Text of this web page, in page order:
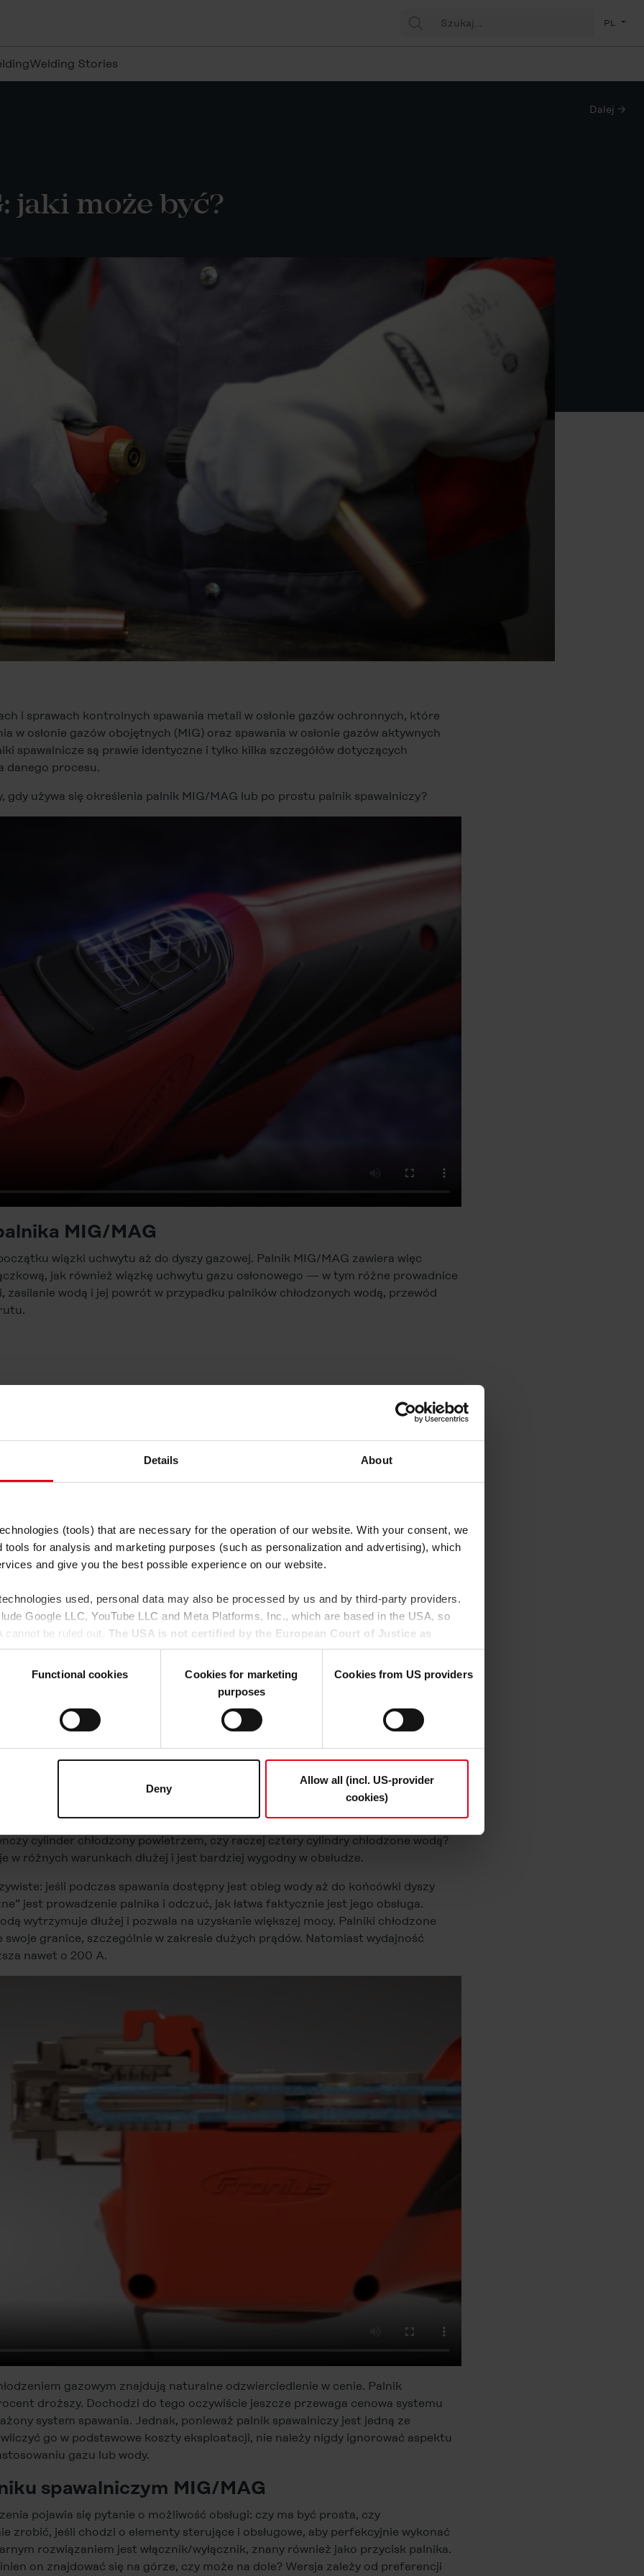
Details About
(tools) that are necessary for the operation of our website. With your consent, we
tools for analysis and marketing purposes (such as personalization and advertising), which
and give you the best possible experience on our website.
used, personal data may also be processed by us and by third-party providers.
Google LLC, YouTube LLC and Meta Platforms, Inc., which are based in the USA, so
be ruled out. The USA is not certified by the European Court of Justice as
data protection.There is a risk that your data may be subject to access by US authorities
and that no effective legal remedies are available against this.
party providers (also in the USA). However, you also have the option to decide which
details in ourCookie-Policyas well as in ourData Privacy Statement.
Functional cookies
Cookies for marketing
purposes
Cookies from US providers
Deny
Allow all (incl. US-provider
cookies)
Szukaj: PL
Welding Stories
Dalej →
jaki może być?
i sprawach kontrolnych spawania metali w osłonie gazów ochronnych, które
w osłonie gazów obojętnych (MIG) oraz spawania w osłonie gazów aktywnych
spawalnicze są prawie identyczne i tylko kilka szczegółów dotyczących
danego procesu.
gdy używa się określenia palnik MIG/MAG lub po prostu palnik spawalniczy?
MIG/MAG
wiązki uchwytu aż do dyszy gazowej. Palnik MIG/MAG zawiera więc
jak również wiązkę uchwytu gazu osłonowego — w tym różne prowadnice
wodą i jej powrót w przypadku palników chłodzonych wodą, przewód
poprzecznym
przekroju poprzecznym Kompletna wiązka palnika spawalniczego zawiera
rurowe wraz z zamontowanymi częściami eksploatacyjnymi, takimi jak dysza
końcówki prądowej i osłona antyodpryskowa. Całkowita długość zwykłych
należy się upewnić, czy są one skonstruowane dla różnych klas mocy.
znamionowym do 220 A w palnik o prądzie 600 A byłoby równie absurdalne, jak
w najmniejszy dostępny palnik. Dlatego też odpowiedni palnik MIG/MAG
największego zakresu mocy źródła spawalniczego.
stać się podstawową kwestią, którą można porównać z zakupem motocykla.
cylinder chłodzony powietrzem, czy raczej cztery cylindry chłodzone wodą?
różnych warunkach dłużej i jest bardziej wygodny w obsłudze.
jeśli podczas spawania dostępny jest obieg wody aż do końcówki dyszy
jest prowadzenie palnika i odczuć, jak łatwa faktycznie jest jego obsługa.
wytrzymuje dłużej i pozwala na uzyskanie większej mocy. Palniki chłodzone
granice, szczególnie w zakresie dużych prądów. Natomiast wydajność
nawet o 200 A.
gazowym znajdują naturalne odzwierciedlenie w cenie. Palnik
droższy. Dochodzi do tego oczywiście jeszcze przewaga cenowa systemu
system spawania. Jednak, ponieważ palnik spawalniczy jest jedną ze
go w podstawowe koszty eksploatacji, nie należy nigdy ignorować aspektu
gazu lub wody.
spawalniczym MIG/MAG
pojawia się pytanie o możliwość obsługi: czy ma być prosta, czy
zrobić, jeśli chodzi o elementy sterujące i obsługowe, aby perfekcyjnie wykonać
rozwiązaniem jest włącznik/wyłącznik, znany również jako przycisk palnika.
on znajdować się na górze, czy może na dole? Wersja zależy od preferencji